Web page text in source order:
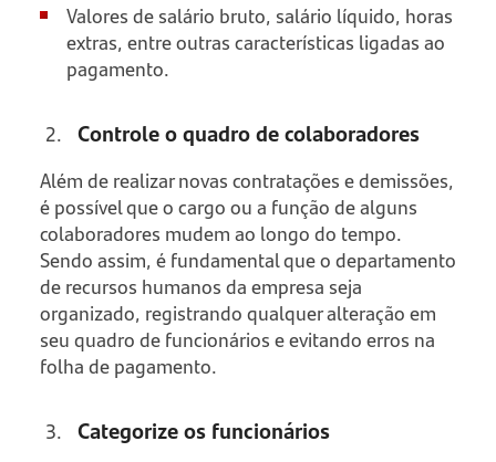
Valores de salário bruto, salário líquido, horas
extras, entre outras características ligadas ao
pagamento.
Controle o quadro de colaboradores
Além de realizar novas contratações e demissões,
é possível que o cargo ou a função de alguns
colaboradores mudem ao longo do tempo.
Sendo assim, é fundamental que o departamento
de recursos humanos da empresa seja
organizado, registrando qualquer alteração em
seu quadro de funcionários e evitando erros na
folha de pagamento.
Categorize os funcionários